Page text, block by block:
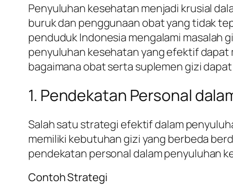
Penyuluhan kesehatan menjadi krusial
buruk dan penggunaan obat yang tidak
penduduk Indonesia mengalami masalah
penyuluhan kesehatan yang efektif dapat
bagaimana obat serta suplemen gizi
1. Pendekatan Personal
Salah satu strategi efektif dalam
memiliki kebutuhan gizi yang berbeda
pendekatan personal dalam penyuluhan
Contoh Strategi